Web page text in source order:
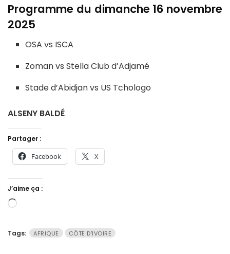
Programme du dimanche 16 novembre
2025
OSA vs ISCA
Zoman vs Stella Club d’Adjamé
Stade d’Abidjan vs US Tchologo
ALSENY BALDÉ
Partager :
Facebook X
J’aime ça :
Chargement…
Tags: AFRIQUE CÔTE D'IVOIRE